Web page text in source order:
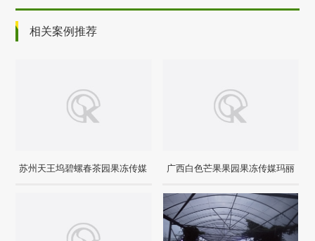
相关案例推荐
苏州天王坞碧螺春茶园果冻传媒 广西白色芒果果园果冻传媒玛丽
莲安装使用效果